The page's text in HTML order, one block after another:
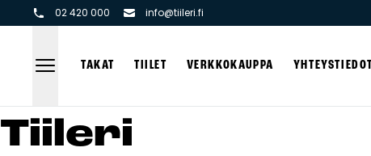
02 420 000 info@tiileri.fi
TAKAT TIILET VERKKOKAUPPA
Takat ja tulisijat
Tii­le­ri